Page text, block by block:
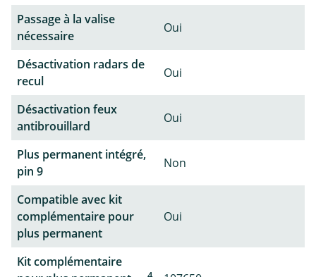
Passage à la valise
nécessaire
Oui
Désactivation radars de
recul
Oui
Désactivation feux
antibrouillard
Oui
Plus permanent intégré,
pin 9
Non
Compatible avec kit
complémentaire pour
plus permanent
Oui
Kit complémentaire